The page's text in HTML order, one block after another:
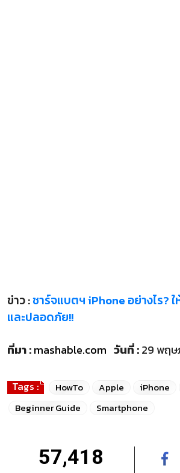
ข่าว :ชาร์จแบตฯ iPhone อย่างไร?
และปลอดภัย!!
ที่มา :mashable.com วันที่ :29 พฤษ
Tags : HowTo Apple iPhone
Beginner Guide
Smartphone
57,418